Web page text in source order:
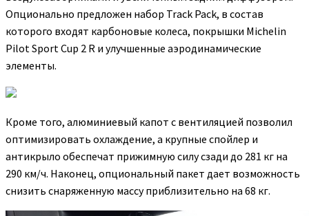
Опционально предложен набор Track Pack, в состав
которого входят карбоновые колеса, покрышки Michelin
Pilot Sport Cup 2 R и улучшенные аэродинамические
элементы.
Кроме того, алюминиевый капот с вентиляцией позволил
оптимизировать охлаждение, а крупные спойлер и
антикрыло обеспечат прижимную силу сзади до 281 кг на
290 км/ч. Наконец, опциональный пакет дает возможность
снизить снаряженную массу приблизительно на 68 кг.